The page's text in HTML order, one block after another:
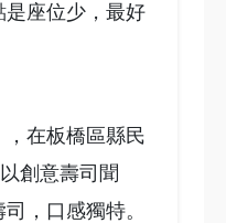
是座位少，最好
在板橋區縣民
創意壽司聞
，口感獨特。